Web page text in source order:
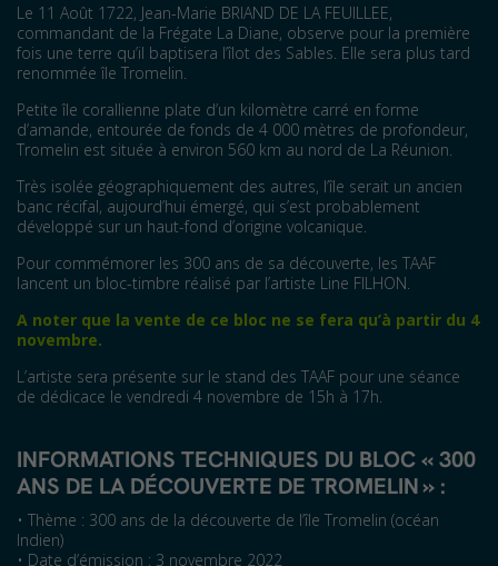
Le 11 Août 1722, Jean-Marie BRIAND DE LA FEUILLEE,
commandant de la Frégate La Diane, observe pour la première
fois une terre qu’il baptisera l’îlot des Sables. Elle sera plus tard
renommée île Tromelin.
Petite île corallienne plate d’un kilomètre carré en forme
d’amande, entourée de fonds de 4 000 mètres de profondeur,
Tromelin est située à environ 560 km au nord de La Réunion.
Très isolée géographiquement des autres, l’île serait un ancien
banc récifal, aujourd’hui émergé, qui s’est probablement
développé sur un haut-fond d’origine volcanique.
Pour commémorer les 300 ans de sa découverte, les TAAF
lancent un bloc-timbre réalisé par l’artiste Line FILHON.
A noter que la vente de ce bloc ne se fera qu’à partir du 4
novembre.
L’artiste sera présente sur le stand des TAAF pour une séance
de dédicace le vendredi 4 novembre de 15h à 17h.
INFORMATIONS TECHNIQUES DU BLOC « 300
ANS DE LA DÉCOUVERTE DE TROMELIN » :
• Thème : 300 ans de la découverte de l’île Tromelin (océan
Indien)
• Date d’émission : 3 novembre 2022